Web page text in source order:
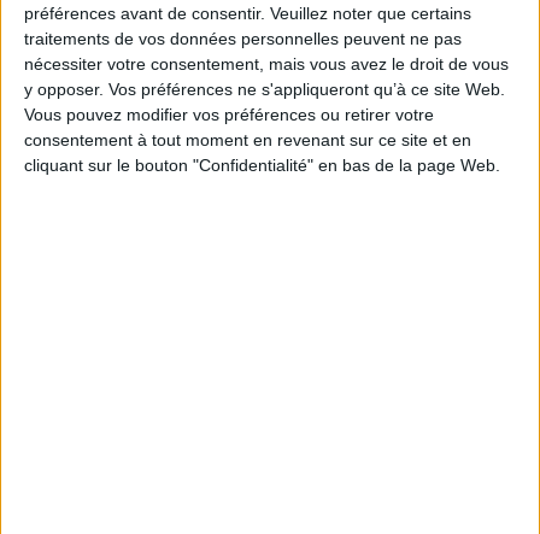
préférences avant de consentir. Veuillez noter que certains
traitements de vos données personnelles peuvent ne pas
nécessiter votre consentement, mais vous avez le droit de vous
y opposer. Vos préférences ne s'appliqueront qu’à ce site Web.
Vous pouvez modifier vos préférences ou retirer votre
consentement à tout moment en revenant sur ce site et en
cliquant sur le bouton "Confidentialité" en bas de la page Web.
Bibliothèques : comment survivre face aux
pressions ?